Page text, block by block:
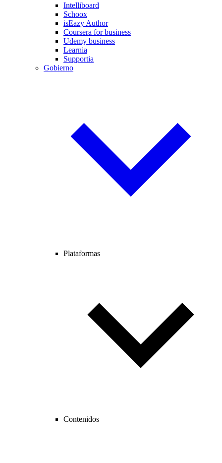
Intelliboard
Schoox
isEazy Author
Coursera for business
Udemy business
Learnia
Supportia
Gobierno
Plataformas
Contenidos